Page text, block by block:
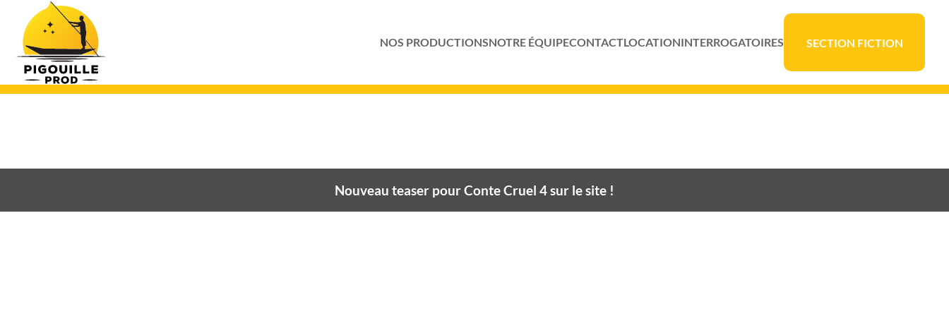
NOS PRODUCTIONSNOTRE ÉQUIPECONTACTLOCATIONINTERROGATOIRES SECTION FICTION
Nouveau teaser pour Conte Cruel 4 sur le site !